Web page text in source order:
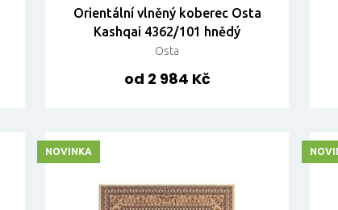
Orientální vlněný koberec Osta
Kashqai 4362/101 hnědý
Osta
od 2 984 Kč
NOVINKA